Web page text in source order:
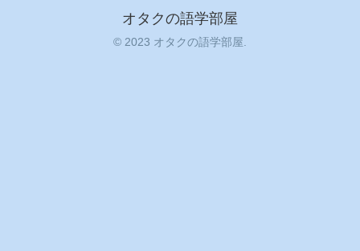
オタクの語学部屋
© 2023 オタクの語学部屋.